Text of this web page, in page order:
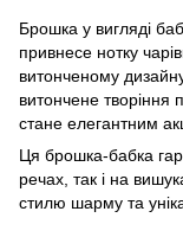
Брошка у вигляді
привнесе нотку
витонченому
витончене творіння
стане елегантним
Ця брошка-бабка
речах, так і на
стилю шарму та